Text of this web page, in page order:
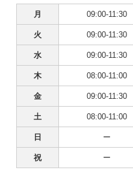
月 09:00-11:30
火 09:00-11:30
水 09:00-11:30
木 08:00-11:00
金 09:00-11:30
土 08:00-11:00
日 ー
祝 ー